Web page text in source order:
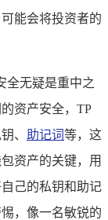
能会将投资者的
全无疑是重中之
资产安全，TP
、 助记词等，这
资产的关键，用
己的私钥和助记
，像一名敏锐的